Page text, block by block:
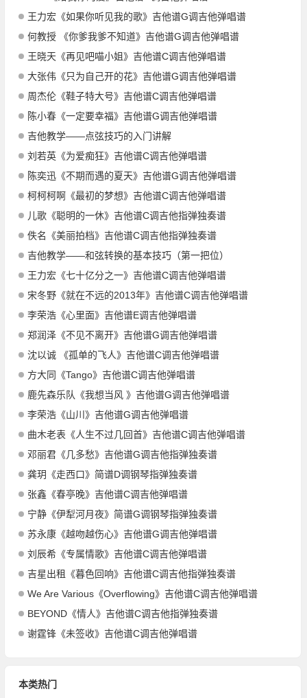
王力宏《如果你听见我的歌》吉他谱G调吉他弹唱谱
何教授 《你爹我爹不知道》吉他谱G调吉他弹唱谱
王晓天《再见吧喵小姐》吉他谱C调吉他弹唱谱
大张伟《只为自己开的花》吉他谱G调吉他弹唱谱
周杰伦《鞋子特大号》吉他谱C调吉他弹唱谱
陈小春《一定要幸福》吉他谱G调吉他弹唱谱
吉他教学——点弦技巧的入门讲解
刘若英《为爱痴狂》吉他谱C调吉他弹唱谱
陈奕迅《不期而遇的夏天》吉他谱G调吉他弹唱谱
柯柯柯啊《最初的梦想》吉他谱C调吉他弹唱谱
儿歌《聪明的一休》吉他谱C调吉他指弹独奏谱
佚名《美丽拍档》吉他谱C调吉他指弹独奏谱
吉他教学——和弦转换的基本技巧（第一把位）
王力宏《七十亿分之一》吉他谱C调吉他弹唱谱
宋冬野《就在不远的2013年》吉他谱C调吉他弹唱谱
李荣浩《心里面》吉他谱E调吉他弹唱谱
郑润泽《不见不离开》吉他谱G调吉他弹唱谱
沈以诚 《孤单的飞人》吉他谱C调吉他弹唱谱
方大同《Tango》吉他谱C调吉他弹唱谱
鹿先森乐队《我想当风 》吉他谱G调吉他弹唱谱
李荣浩《山川》吉他谱G调吉他弹唱谱
曲木老表《人生不过几回首》吉他谱C调吉他弹唱谱
邓丽君《几多愁》吉他谱G调吉他指弹独奏谱
龚玥《走西口》简谱D调钢琴指弹独奏谱
张鑫《春亭晚》吉他谱C调吉他弹唱谱
宁静《伊犁河月夜》简谱G调钢琴指弹独奏谱
苏永康《越吻越伤心》吉他谱G调吉他弹唱谱
刘辰希《专属情歌》吉他谱C调吉他弹唱谱
吉星出租《暮色回响》吉他谱C调吉他指弹独奏谱
We Are Various《Overflowing》吉他谱C调吉他弹唱谱
BEYOND《情人》吉他谱C调吉他指弹独奏谱
谢霆锋《未签收》吉他谱C调吉他弹唱谱
本类热门